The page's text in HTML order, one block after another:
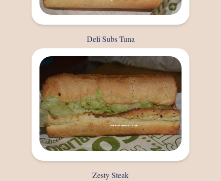
Deli Subs Tuna
Zesty Steak